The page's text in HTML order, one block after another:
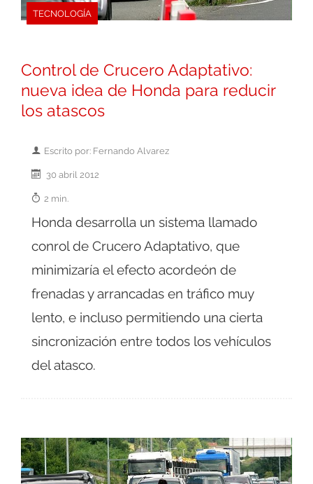
TECNOLOGÍA
Control de Crucero Adaptativo:
nueva idea de Honda para reducir
los atascos
Escrito por: Fernando Alvarez
30 abril 2012
2 min.
Honda desarrolla un sistema llamado
conrol de Crucero Adaptativo, que
minimizaría el efecto acordeón de
frenadas y arrancadas en tráfico muy
lento, e incluso permitiendo una cierta
sincronización entre todos los vehículos
del atasco.